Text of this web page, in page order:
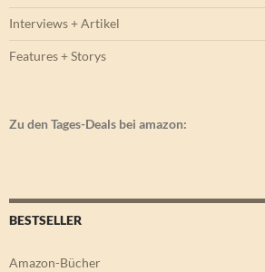
Interviews + Artikel
Features + Storys
Zu den Tages-Deals bei amazon:
BESTSELLER
Amazon-Bücher